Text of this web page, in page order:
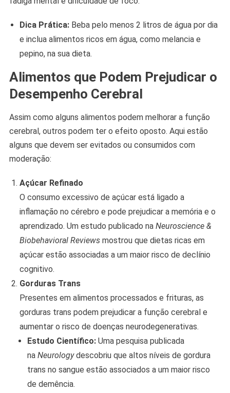
Dica Prática:Beba pelo menos 2 litros de água por dia
e inclua alimentos ricos em água, como melancia e
pepino, na sua dieta.
Alimentos que Podem Prejudicar o
Desempenho Cerebral
Assim como alguns alimentos podem melhorar a função
cerebral, outros podem ter o efeito oposto. Aqui estão
alguns que devem ser evitados ou consumidos com
moderação:
Açúcar Refinado
O consumo excessivo de açúcar está ligado a
inflamação no cérebro e pode prejudicar a memória e o
aprendizado. Um estudo publicado na Neuroscience &
Biobehavioral Reviewsmostrou que dietas ricas em
açúcar estão associadas a um maior risco de declínio
cognitivo.
Gorduras Trans
Presentes em alimentos processados e frituras, as
gorduras trans podem prejudicar a função cerebral e
aumentar o risco de doenças neurodegenerativas.
Estudo Científico:Uma pesquisa publicada
na Neurologydescobriu que altos níveis de gordura
trans no sangue estão associados a um maior risco
de demência.